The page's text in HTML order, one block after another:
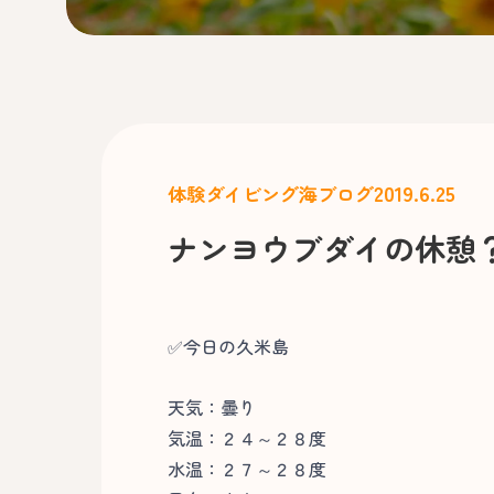
体験ダイビング海ブログ2019.6.25
ナンヨウブダイの休憩
✅今日の久米島
天気：曇り
気温：２４～２８度
水温：２７～２８度